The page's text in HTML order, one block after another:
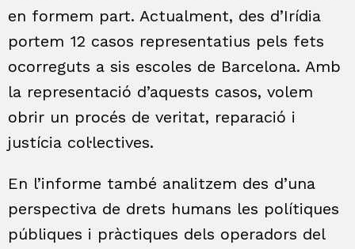
en formem part. Actualment, des d’Irídia
portem 12 casos representatius pels fets
ocorreguts a sis escoles de Barcelona. Amb
la representació d’aquests casos, volem
obrir un procés de veritat, reparació i
justícia col·lectives.
En l’informe també analitzem des d’una
perspectiva de drets humans les polítiques
públiques i pràctiques dels operadors del